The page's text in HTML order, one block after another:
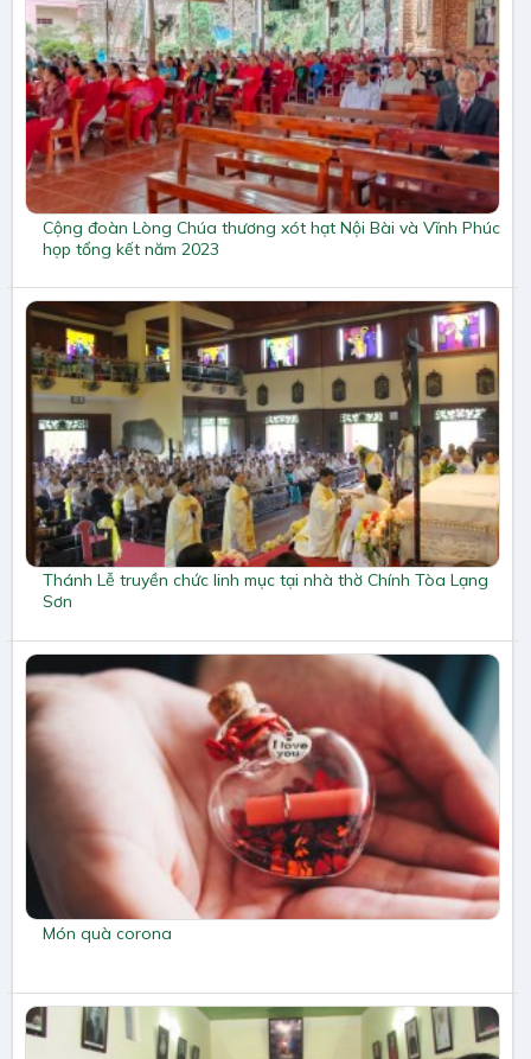
Cộng đoàn Lòng Chúa thương xót hạt Nội Bài và Vĩnh Phúc
họp tổng kết năm 2023
Thánh Lễ truyền chức linh mục tại nhà thờ Chính Tòa Lạng
Sơn
Món quà corona